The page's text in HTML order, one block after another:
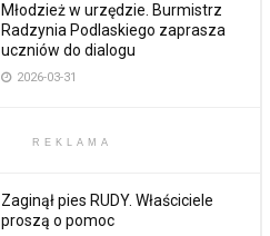
Młodzież w urzędzie. Burmistrz
Radzynia Podlaskiego zaprasza
uczniów do dialogu
2026-03-31
REKLAMA
Zaginął pies RUDY. Właściciele
proszą o pomoc